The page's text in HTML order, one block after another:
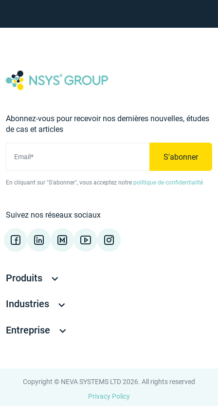
Abonnez-vous pour recevoir nos dernières nouvelles, études
de cas et articles
Email* S'abonner
En cliquant sur "S'abonner", vous acceptez notre politique de confidentialité
Suivez nos réseaux sociaux
Produits
Industries
Entreprise
Copyright © NEVA SYSTEMS LTD 2026. All rights reserved
Privacy Policy